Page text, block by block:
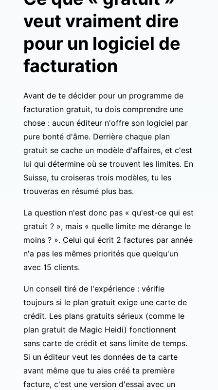
veut vraiment dire
pour un logiciel de
facturation
Avant de te décider pour un programme de
facturation gratuit, tu dois comprendre une
chose : aucun éditeur n'offre son logiciel par
pure bonté d'âme. Derrière chaque plan
gratuit se cache un modèle d'affaires, et c'est
lui qui détermine où se trouvent les limites. En
Suisse, tu croiseras trois modèles, tu les
trouveras en résumé plus bas.
La question n'est donc pas « qu'est-ce qui est
gratuit ? », mais « quelle limite me dérange le
moins ? ». Celui qui écrit 2 factures par année
n'a pas les mêmes priorités que quelqu'un
avec 15 clients.
Un conseil tiré de l'expérience : vérifie
toujours si le plan gratuit exige une carte de
crédit. Les plans gratuits sérieux (comme le
plan gratuit de Magic Heidi) fonctionnent
sans carte de crédit et sans limite de temps.
Si un éditeur veut les données de ta carte
avant même que tu aies créé ta première
facture, c'est une version d'essai avec un